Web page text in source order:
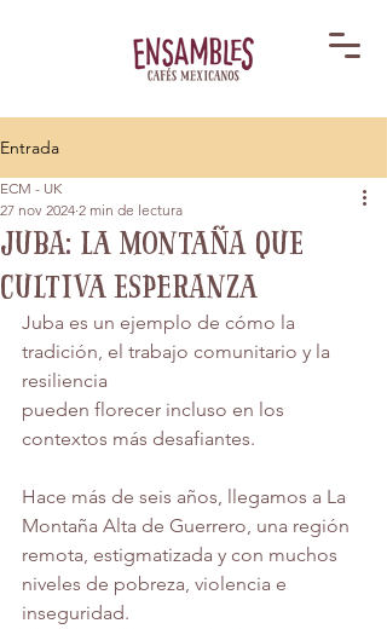
Entrada
Juba: La montaña que
cultiva esperanza
ECM - UK
27 nov 2024 2 min de lectura
Juba es un ejemplo de cómo la
tradición, el trabajo comunitario y la
resiliencia
pueden florecer incluso en los
contextos más desafiantes.
Hace más de seis años, llegamos a La
Montaña Alta de Guerrero, una región
remota, estigmatizada y con muchos
niveles de pobreza, violencia e
inseguridad.